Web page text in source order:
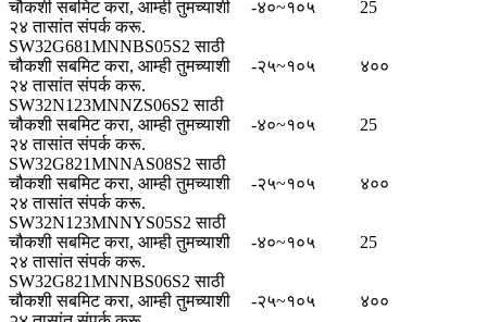
चौकशी सबमिट करा, आम्ही तुमच्याशी
२४ तासांत संपर्क करू.
-४०~१०५ 25
SW32G681MNNBS05S2 साठी
चौकशी सबमिट करा, आम्ही तुमच्याशी
२४ तासांत संपर्क करू.
-२५~१०५ ४००
SW32N123MNNZS06S2 साठी
चौकशी सबमिट करा, आम्ही तुमच्याशी
२४ तासांत संपर्क करू.
-४०~१०५ 25
SW32G821MNNAS08S2 साठी
चौकशी सबमिट करा, आम्ही तुमच्याशी
२४ तासांत संपर्क करू.
-२५~१०५ ४००
SW32N123MNNYS05S2 साठी
चौकशी सबमिट करा, आम्ही तुमच्याशी
२४ तासांत संपर्क करू.
-४०~१०५ 25
SW32G821MNNBS06S2 साठी
चौकशी सबमिट करा, आम्ही तुमच्याशी
-२५~१०५ ४००